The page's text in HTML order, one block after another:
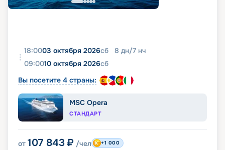
18:0003 октября 2026сб 8 дн/7 нч
09:0010 октября 2026сб
Вы посетите 4 страны:
MSC Opera
СТАНДАРТ
от 107 843 ₽ /чел +1 000